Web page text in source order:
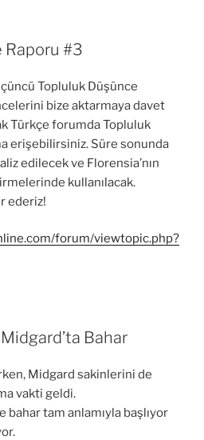
Raporu #3
Topluluk Düşünce
bize aktarmaya davet
Türkçe forumda Topluluk
erişebilirsiniz. Süre sonunda
edilecek ve Florensia’nın
kullanılacak.
ederiz!
forum/viewtopic.php?
Bahar
Midgard sakinlerini de
vakti geldi.
bahar tam anlamıyla başlıyor